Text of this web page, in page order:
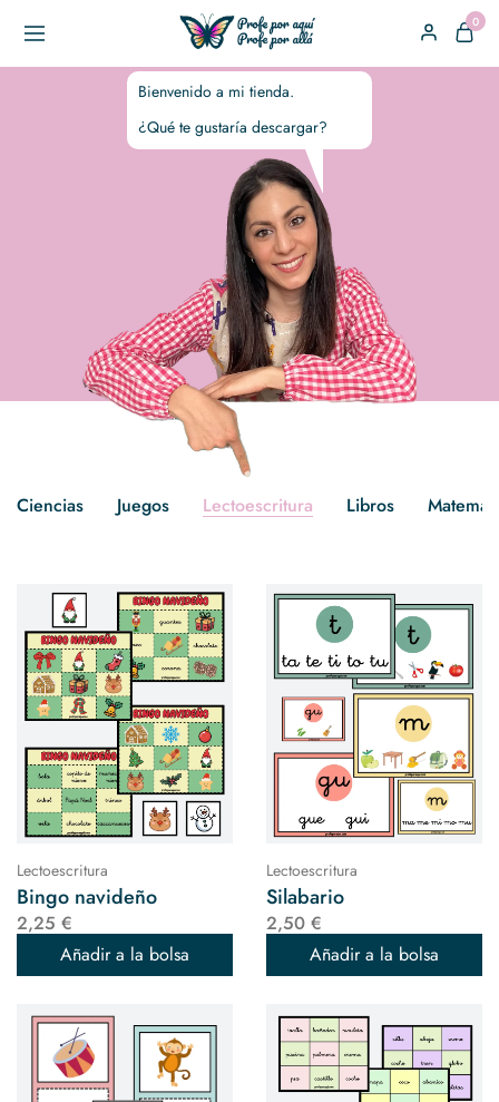
0
Bienvenido a mi tienda.
¿Qué te gustaría descargar?
Ciencias Juegos Lectoescritura Libros
Lectoescritura
Bingo navideño
2,25 €
Añadir a la bolsa
Lectoescritura
Silabario
2,50 €
Añadir a la bolsa